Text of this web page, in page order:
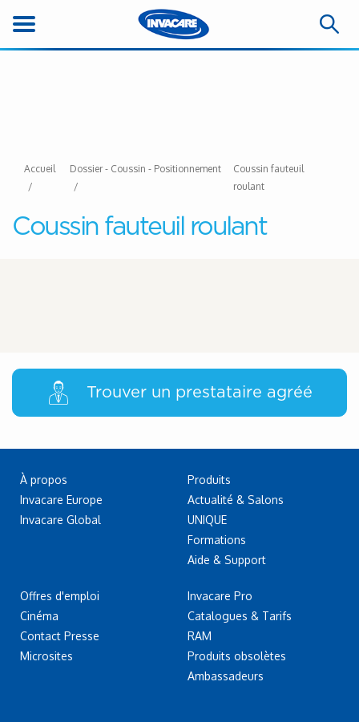
Accueil Dossier - Coussin - Positionnement
Coussin fauteuil
roulant
Coussin fauteuil roulant
Trouver un prestataire agréé
À propos
Invacare Europe
Invacare Global
Offres d'emploi
Cinéma
Contact Presse
Microsites
Produits
Actualité & Salons
UNIQUE
Formations
Aide & Support
Invacare Pro
Catalogues & Tarifs
RAM
Produits obsolètes
Ambassadeurs